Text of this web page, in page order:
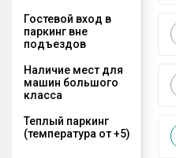
Гостевой вход в
паркинг вне
подъездов
Наличие мест для
машин большого
класса
Теплый паркинг
(температура от +5)